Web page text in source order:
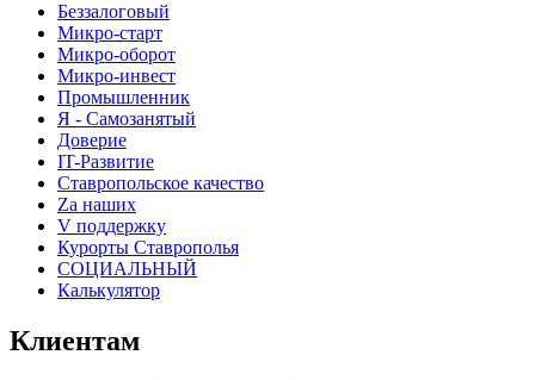
Беззалоговый
Микро-старт
Микро-оборот
Микро-инвест
Промышленник
Я - Самозанятый
Доверие
IT-Развитие
Ставропольское качество
Za наших
V поддержку
Курорты Ставрополья
СОЦИАЛЬНЫЙ
Калькулятор
Клиентам